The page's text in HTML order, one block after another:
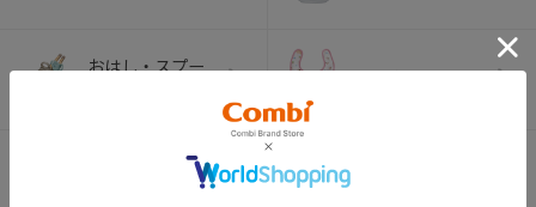
おはし・スプー
（お口のケア）